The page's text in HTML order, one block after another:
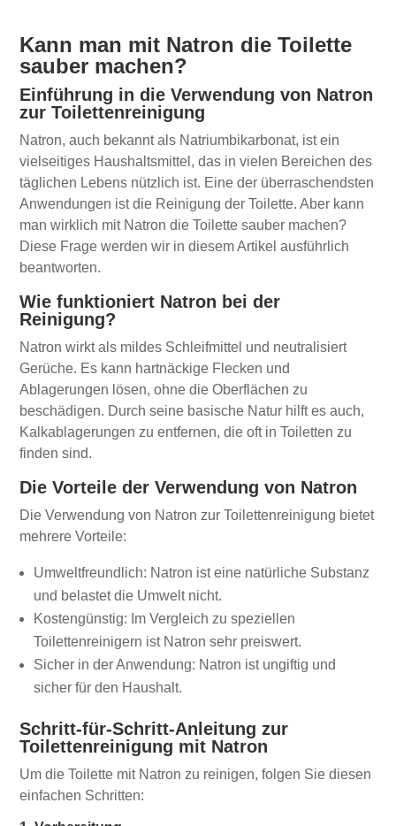
Kann man mit Natron die Toilette
sauber machen?
Einführung in die Verwendung von Natron
zur Toilettenreinigung
Natron, auch bekannt als Natriumbikarbonat, ist ein
vielseitiges Haushaltsmittel, das in vielen Bereichen des
täglichen Lebens nützlich ist. Eine der überraschendsten
Anwendungen ist die Reinigung der Toilette. Aber kann
man wirklich mit Natron die Toilette sauber machen?
Diese Frage werden wir in diesem Artikel ausführlich
beantworten.
Wie funktioniert Natron bei der
Reinigung?
Natron wirkt als mildes Schleifmittel und neutralisiert
Gerüche. Es kann hartnäckige Flecken und
Ablagerungen lösen, ohne die Oberflächen zu
beschädigen. Durch seine basische Natur hilft es auch,
Kalkablagerungen zu entfernen, die oft in Toiletten zu
finden sind.
Die Vorteile der Verwendung von Natron
Die Verwendung von Natron zur Toilettenreinigung bietet
mehrere Vorteile:
Umweltfreundlich: Natron ist eine natürliche Substanz
und belastet die Umwelt nicht.
Kostengünstig: Im Vergleich zu speziellen
Toilettenreinigern ist Natron sehr preiswert.
Sicher in der Anwendung: Natron ist ungiftig und
sicher für den Haushalt.
Schritt-für-Schritt-Anleitung zur
Toilettenreinigung mit Natron
Um die Toilette mit Natron zu reinigen, folgen Sie diesen
einfachen Schritten: